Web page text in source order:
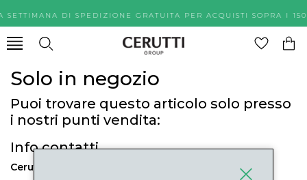
SETTIMANA DI SPEDIZIONE GRATUITA PER ACQUISTI
Solo in negozio
Puoi trovare questo articolo solo presso
i nostri punti vendita:
Info contatti
Cerutti Boutique